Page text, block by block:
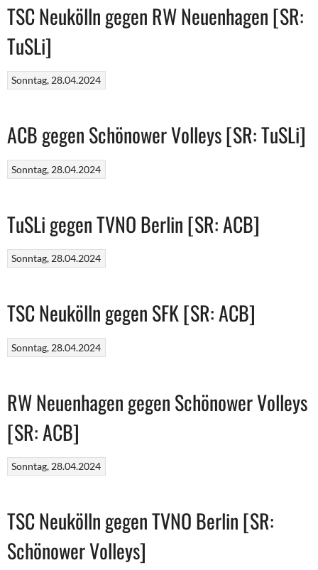
TSC Neukölln gegen RW Neuenhagen [SR:
TuSLi]
Sonntag, 28.04.2024
ACB gegen Schönower Volleys [SR: TuSLi]
Sonntag, 28.04.2024
TuSLi gegen TVNO Berlin [SR: ACB]
Sonntag, 28.04.2024
TSC Neukölln gegen SFK [SR: ACB]
Sonntag, 28.04.2024
RW Neuenhagen gegen Schönower Volleys
[SR: ACB]
Sonntag, 28.04.2024
TSC Neukölln gegen TVNO Berlin [SR:
Schönower Volleys]